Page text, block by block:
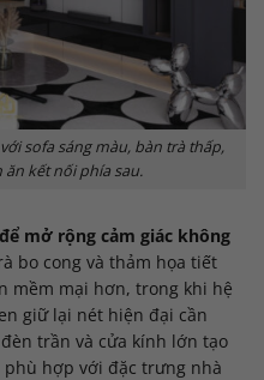
sofa sáng màu, bàn trà thấp,
ăn kết nối phía sau.
mở rộng cảm giác không
bo cong và thảm họa tiết
mềm mại hơn, trong khi hệ
giữ lại nét hiện đại cần
trần và cửa kính lớn tạo
hợp với đặc trưng nhà